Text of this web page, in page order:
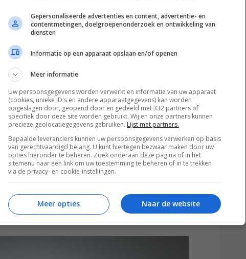
soundbars. De actieve versie beschikt over een
ook nog over een ingebouwde Blu-ray of DVD
als een set-top-box of een game console
een alles-in-één systeen aangezien je met deze
De passieve variant moet
of versterker. Passieve soundbars worden
vooral voor het surround-effect. De
van de linker, rechter en center speaker.
Gepersonaliseerde advertenties en content, advertentie- en
contentmetingen, doelgroepenonderzoek en ontwikkeling van
diensten
Informatie op een apparaat opslaan en/of openen
Meer informatie
Uw persoonsgegevens worden verwerkt en informatie van uw apparaat
(cookies, unieke ID's en andere apparaatgegevens) kan worden
opgeslagen door, geopend door en gedeeld met 332 partners of
specifiek door deze site worden gebruikt. Wij en onze partners kunnen
precieze geolocatiegegevens gebruiken. Lijst met partners.
Bepaalde leveranciers kunnen uw persoonsgegevens verwerken op basis
van gerechtvaardigd belang. U kunt hiertegen bezwaar maken door uw
opties hieronder te beheren. Zoek onderaan deze pagina of in het
sitemenu naar een link om uw toestemming te beheren of in te trekken
via de privacy- en cookie-instellingen.
Naar de website
Meer opties